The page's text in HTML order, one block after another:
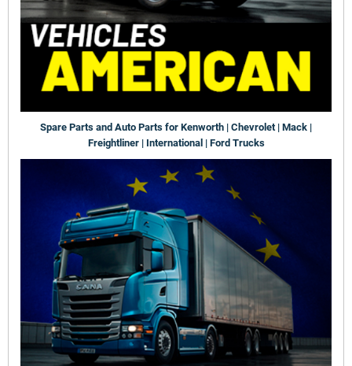
Spare Parts and Auto Parts for Kenworth | Chevrolet | Mack |
Freightliner | International | Ford Trucks